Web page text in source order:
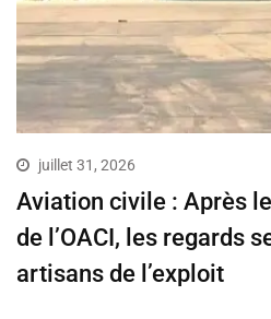
juillet 31, 2026
Aviation civile : Après
de l’OACI, les regards
artisans de l’exploit